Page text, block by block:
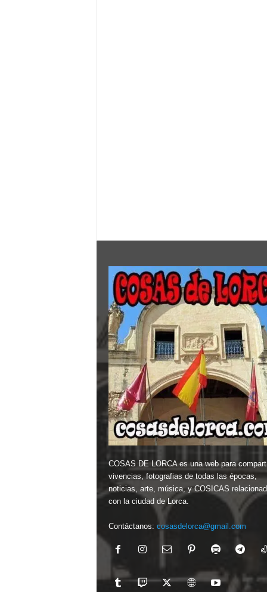
COSAS DE LORCA es una web para
vivencias, fotografias de todas las épocas,
noticias, arte, música, y COSICAS
con la ciudad de Lorca.
Contáctanos: cosasdelorca@gmail.com